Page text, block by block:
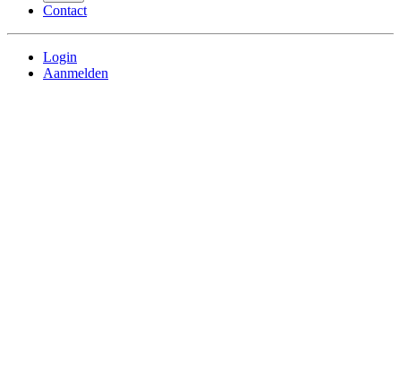
Contact
Login
Aanmelden